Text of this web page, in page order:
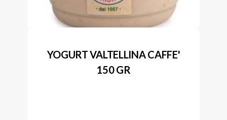
YOGURT VALTELLINA CAFFE'
150 GR